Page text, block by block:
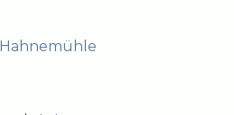
Hahnemühle